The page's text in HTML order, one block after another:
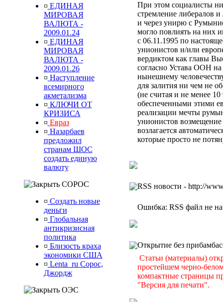
¤ ЕДИНАЯ
МИРОВАЯ
ВАЛЮТА -
2009.01.24
¤ ЕДИНАЯ
МИРОВАЯ
ВАЛЮТА -
2009.01.26
¤ Наступление
всемирного
акметализма
¤ КЛЮЧИ ОТ
КРИЗИСА
¤ Евраз
¤ Назарбаев
предложил
странам ШОС
создать единую
валюту
СОРОС
¤ Создать новые
деньги
¤ Глобальная
антикризисная
политика
¤ Близость краха
экономики США
¤ Lenta_ru Сорос,
Джордж
ОЭС
При этом социалисты
стремление либералов
и через унирю с
могло повлиять на них
с 06.11.1995 по
унионистов и/или
вердиктом как главы
согласно Устава ООН
нынешнему
для залития ни чем не
(не считая и не менее
обеспеченными этими
реализации мечты
унионистов возмещение
возлагается
которые просто не
RSS новости - http://
Ошибка: RSS файл не
Открытие без
Статьи (материалы)
простейшем черно-
компактные страницы
"Версия для печати".